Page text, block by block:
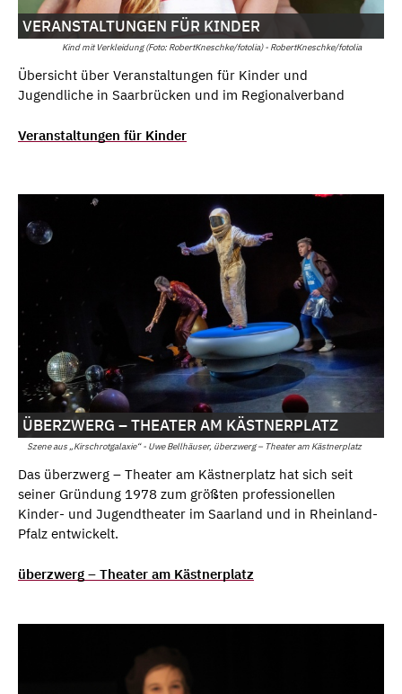
Kind mit Verkleidung (Foto: RobertKneschke/fotolia) - RobertKneschke/fotolia
VERANSTALTUNGEN FÜR KINDER
Übersicht über Veranstaltungen für Kinder und
Jugendliche in Saarbrücken und im Regionalverband
Veranstaltungen für Kinder
Szene aus „Kirschrotgalaxie“ - Uwe Bellhäuser, überzwerg – Theater am Kästnerplatz
ÜBERZWERG – THEATER AM KÄSTNERPLATZ
Das überzwerg – Theater am Kästnerplatz hat sich seit
seiner Gründung 1978 zum größten professionellen
Kinder- und Jugendtheater im Saarland und in Rheinland-
Pfalz entwickelt.
überzwerg – Theater am Kästnerplatz